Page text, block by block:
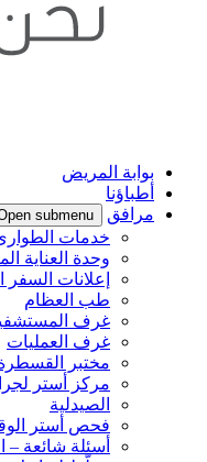
بوابة المريض
أطباؤنا
مرافق
submenu
خدمات
وحدة العناية
إعلانات السفر
طب العظام
غرف
غرف العمليات
مختبر القسطرة
مركز أستر
الصيدلية
فحص أستر
أسئلة شائعة